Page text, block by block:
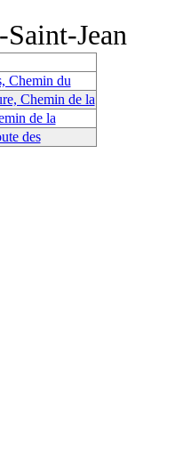
Jean
Chemin du
Chemin de la
de la
des